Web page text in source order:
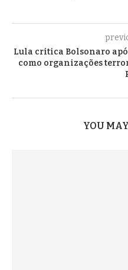
Lula critica Bolsonaro
como organizações
YOU